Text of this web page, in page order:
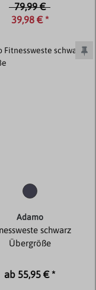
79,99 €
39,98 € *
Adamo
schwarz
Übergröße
ab 55,95 € *